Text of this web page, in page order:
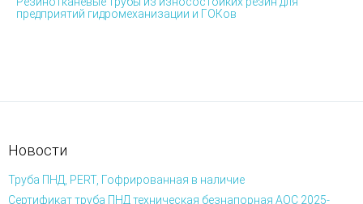
предприятий гидромеханизации и ГОКов
Новости
Труба ПНД, PERT, Гофрированная в наличие
Сертификат труба ПНД техническая безнапорная АОС 2025-